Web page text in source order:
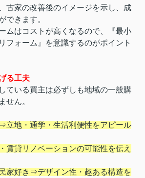
古家の改善後のイメージを示し、成
できます。
ムはコストが高くなるので、『最小
フォーム』を意識するのがポイント
る工夫
ている買主は必ずしも地域の一般購
せん。
立地・通学・生活利便性をアピール
賃貸リノベーションの可能性を伝え
家好き⇒デザイン性・趣ある構造を